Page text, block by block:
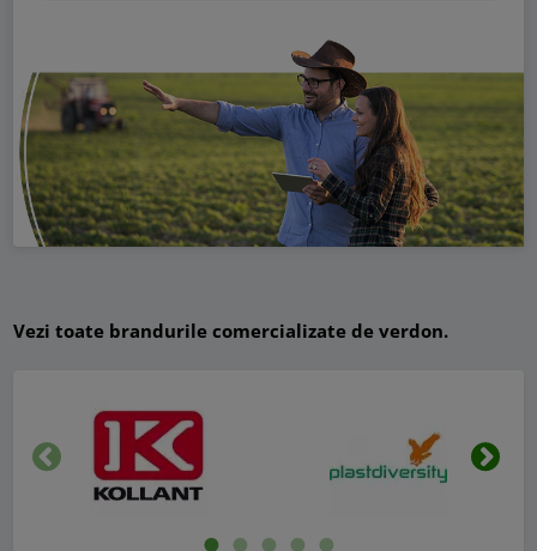
Vezi toate brandurile comercializate de verdon.
Inapoi